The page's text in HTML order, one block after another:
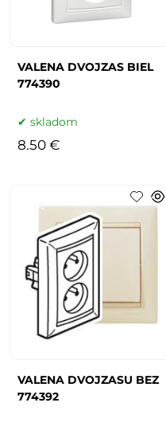
VALENA DVOJZAS BIEL
774390
skladom
8.50 €
VALENA DVOJZASU BEZ
774392